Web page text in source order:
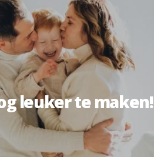
leuker te maken!